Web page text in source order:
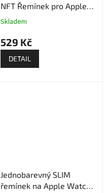
NFT Řemínek pro Apple
Watch - Černý
Průměrné
produktu
je
5,0
z
Skladem
529 Kč
DETAIL
Jednobarevný SLIM
řemínek na Apple Watch -